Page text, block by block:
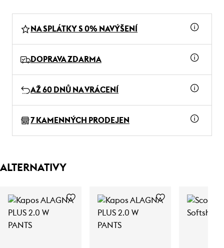
NA SPLÁTKY S 0% NAVÝŠENÍ
DOPRAVA ZDARMA
AŽ 60 DNŮ NA VRÁCENÍ
7 KAMENNÝCH PRODEJEN
ALTERNATIVY